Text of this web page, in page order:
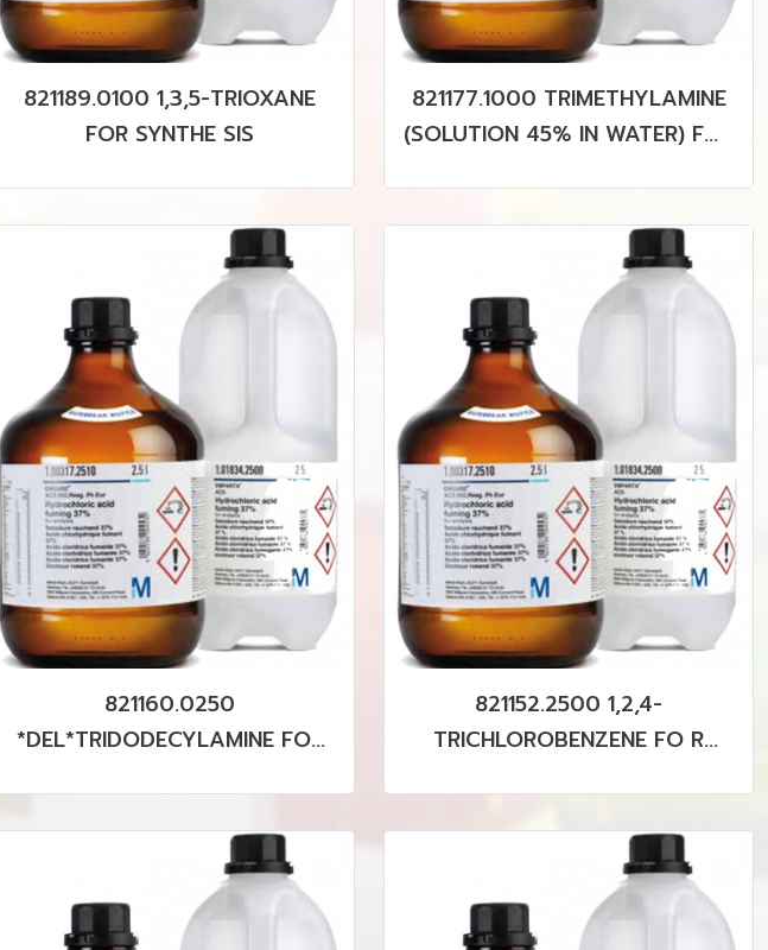
821189.0100 1,3,5-TRIOXANE
FOR SYNTHE SIS
821177.1000 TRIMETHYLAMINE
(SOLUTION 45% IN WATER) FOR
821160.0250
*DEL*TRIDODECYLAMINE FOR
821152.2500 1,2,4-
TRICHLOROBENZENE FO R